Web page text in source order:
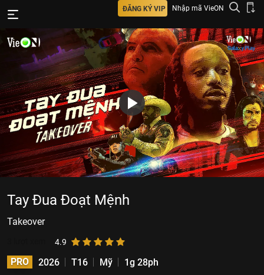
ĐĂNG KÝ VIP Nhập mã VieON
Tay Đua Đoạt Mệnh
Takeover
4.9
PRO 2026 T16 Mỹ
1g 28ph